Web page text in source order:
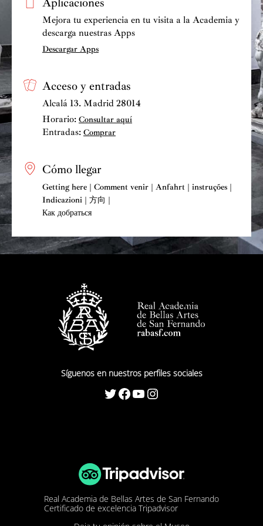
consigo la formación de arquitecto, que disciplina y
pone orden en su intuitiva imaginación, y por el sentir,
ante toda manifestación artística, de su madre, de la
familia Ybarra y Lasso de la Vega, que pudiera ser
cuando ante análoga circunstancia Le Corbusier decía:
“algo, un edificio, una obra plástica, de pronto me toca
el corazón, me hace bien y digo esto es bello, el arte
está presente, soy feliz”.
un lado, y de imaginación y sensibilidad artística, por
otro, dio como fruto un particular talento para la
innovación y la creatividad, que se enriqueció a través
de la ampliación de su formación, como arquitecto y
con el magisterio del urbanista Christopher Tunnard,
Esa ampliación de sus estudios le permitió conocer de
primera mano las corrientes dominantes en la
arquitectura y el urbanismo de ese momento, y muy
particularmente la obra en los Estados Unidos de la
llamadas “segunda y tercera generaciones del
movimiento moderno”, como también puso de
manifiesto José Antonio Domínguez Salazar en sus
nuestro país de esas corrientes, abrazando primero el
llamado “brutalismo” y después, de un modo más
sereno, una arquitectura racionalista siempre decidida a
configurar el espacio urbano y, a menudo, no exenta de
Mejora tu experiencia en tu visita a la Academia y
descarga nuestras Apps
Descargar Apps
Acceso y entradas
Alcalá 13. Madrid 28014
Horario: Consultar aquí
Entradas: Comprar
Cómo llegar
Getting here | Comment venir | Anfahrt | instruções |
Indicazioni | 方向 |
Как добраться
Síguenos en nuestros perfiles sociales
Twitter Facebook YouTube Instagram
Real Academia de Bellas Artes de San Fernando
Certificado de excelencia Tripadvisor